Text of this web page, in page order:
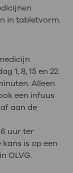
in tabletvorm.
1, 8, 15 en 22.
Alleen
een infuus
aan de
uur ter
is op een
OLVG.